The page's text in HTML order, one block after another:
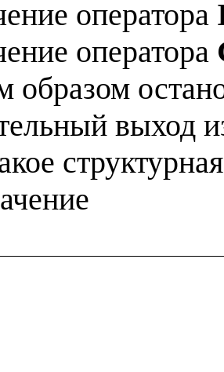
оператора
оператора
образом
выход